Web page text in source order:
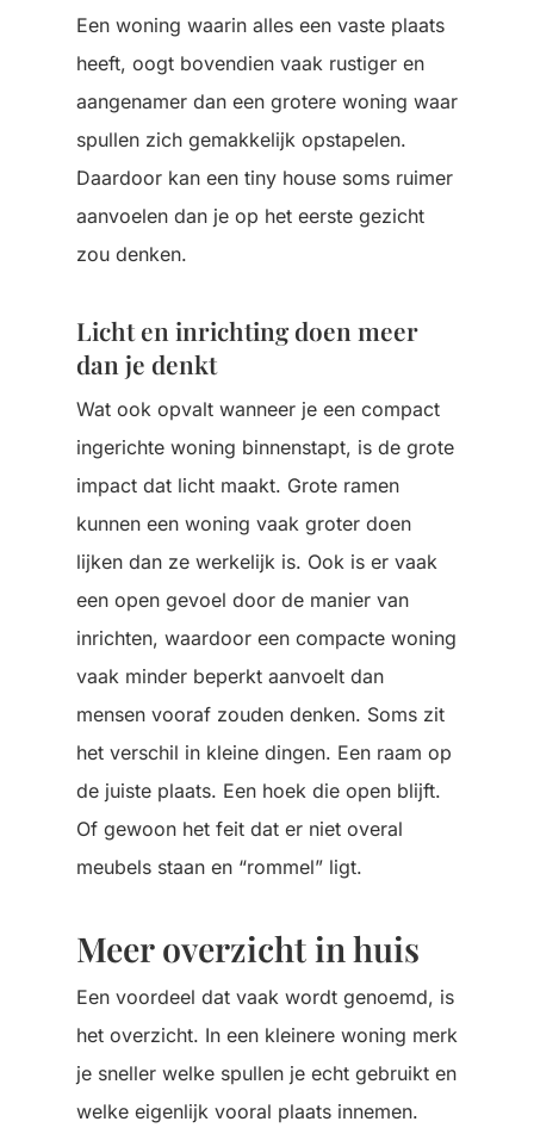
Een woning waarin alles een vaste plaats
heeft, oogt bovendien vaak rustiger en
aangenamer dan een grotere woning waar
spullen zich gemakkelijk opstapelen.
Daardoor kan een tiny house soms ruimer
aanvoelen dan je op het eerste gezicht
zou denken.
Licht en inrichting doen meer
dan je denkt
Wat ook opvalt wanneer je een compact
ingerichte woning binnenstapt, is de grote
impact dat licht maakt. Grote ramen
kunnen een woning vaak groter doen
lijken dan ze werkelijk is. Ook is er vaak
een open gevoel door de manier van
inrichten, waardoor een compacte woning
vaak minder beperkt aanvoelt dan
mensen vooraf zouden denken. Soms zit
het verschil in kleine dingen. Een raam op
de juiste plaats. Een hoek die open blijft.
Of gewoon het feit dat er niet overal
meubels staan en “rommel” ligt.
Meer overzicht in huis
Een voordeel dat vaak wordt genoemd, is
het overzicht. In een kleinere woning merk
je sneller welke spullen je echt gebruikt en
welke eigenlijk vooral plaats innemen.